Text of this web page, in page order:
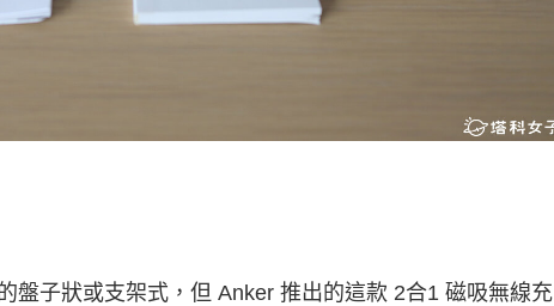
盤子狀或支架式，但 Anker 推出的這款 2合1 磁吸無線充